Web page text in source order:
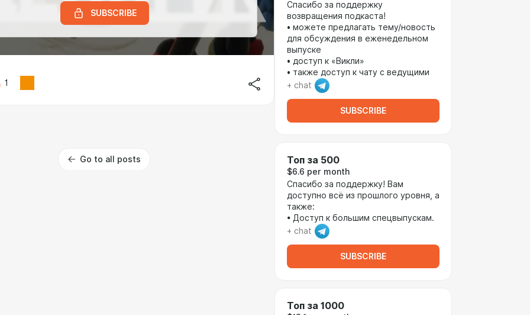
SUBSCRIBE
1
Go to all posts
Спасибо за поддержку
возвращения подкаста!
• можете предлагать тему/новость
для обсуждения в еженедельном
выпуске
• доступ к «Викли»
• также доступ к чату с ведущими
+ chat
SUBSCRIBE
Топ за 500
$6.6 per month
Спасибо за поддержку! Вам
доступно всё из прошлого уровня, а
также:
• Доступ к большим спецвыпускам.
+ chat
SUBSCRIBE
Топ за 1000